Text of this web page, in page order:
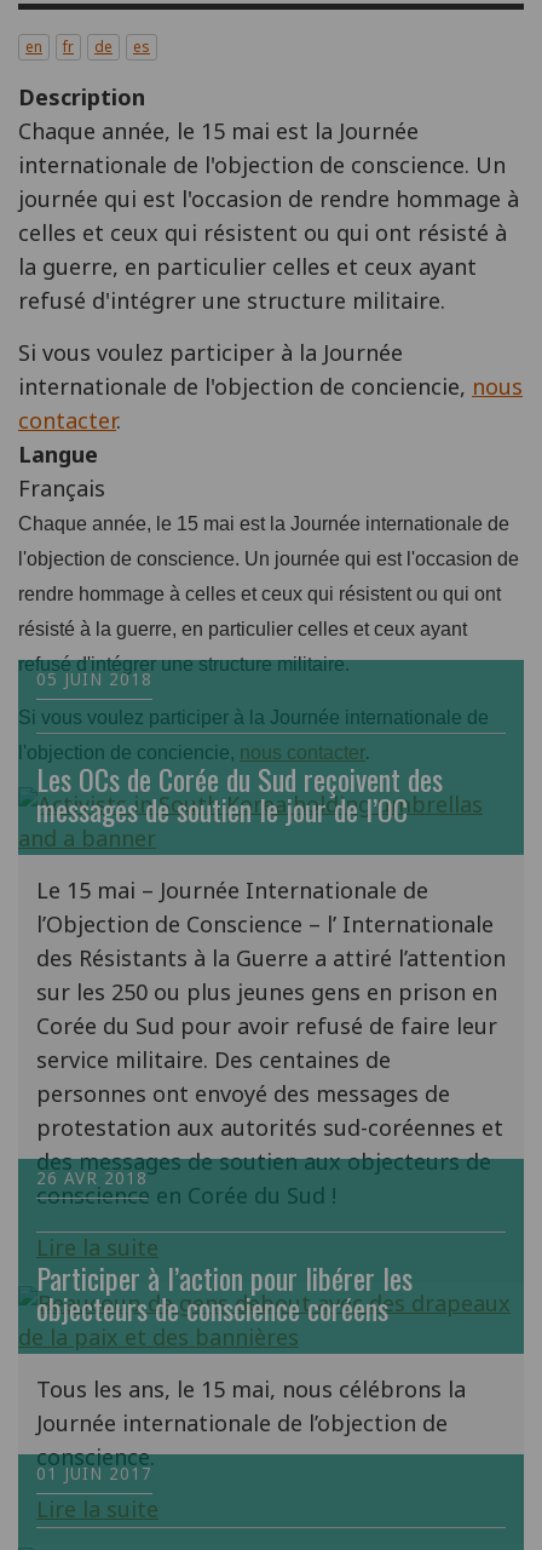
en fr de es
Description
Chaque année, le 15 mai est la Journée
internationale de l'objection de conscience. Un
journée qui est l'occasion de rendre hommage à
celles et ceux qui résistent ou qui ont résisté à
la guerre, en particulier celles et ceux ayant
refusé d'intégrer une structure militaire.
Si vous voulez participer à la Journée
internationale de l'objection de conciencie, nous
contacter.
Langue
Français
Chaque année, le 15 mai est la Journée internationale de
l'objection de conscience. Un journée qui est l'occasion de
rendre hommage à celles et ceux qui résistent ou qui ont
résisté à la guerre, en particulier celles et ceux ayant
refusé d'intégrer une structure militaire.
Si vous voulez participer à la Journée internationale de
l'objection de conciencie, nous contacter.
05 JUIN 2018
Les OCs de Corée du Sud reçoivent des
messages de soutien le jour de l’OC
Le 15 mai – Journée Internationale de
l’Objection de Conscience – l’ Internationale
des Résistants à la Guerre a attiré l’attention
sur les 250 ou plus jeunes gens en prison en
Corée du Sud pour avoir refusé de faire leur
service militaire. Des centaines de
personnes ont envoyé des messages de
protestation aux autorités sud-coréennes et
des messages de soutien aux objecteurs de
conscience en Corée du Sud !
Lire la suite
26 AVR 2018
Participer à l’action pour libérer les
objecteurs de conscience coréens
Tous les ans, le 15 mai, nous célébrons la
Journée internationale de l’objection de
conscience.
Lire la suite
01 JUIN 2017